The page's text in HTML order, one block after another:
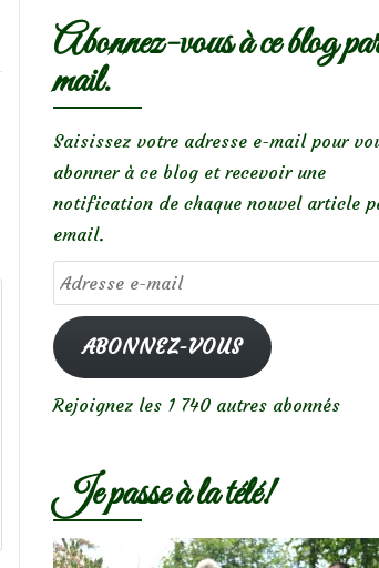
Abonnez-vous à ce blog
mail.
Saisissez votre adresse e-mail pour
abonner à ce blog et recevoir une
notification de chaque nouvel article
email.
Adresse
e-
mailABONNEZ-VOUS
Rejoignez les 1 740 autres abonnés
Je passe à la télé!